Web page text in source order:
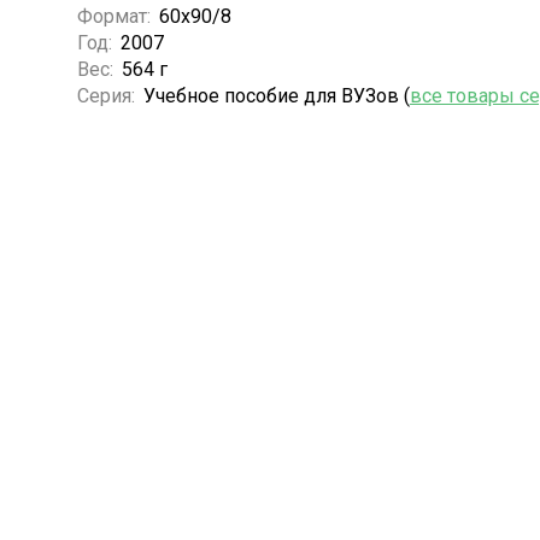
Формат: 60х90/8
Год: 2007
Вес: 564 г
Серия: Учебное пособие для ВУЗов (все товары